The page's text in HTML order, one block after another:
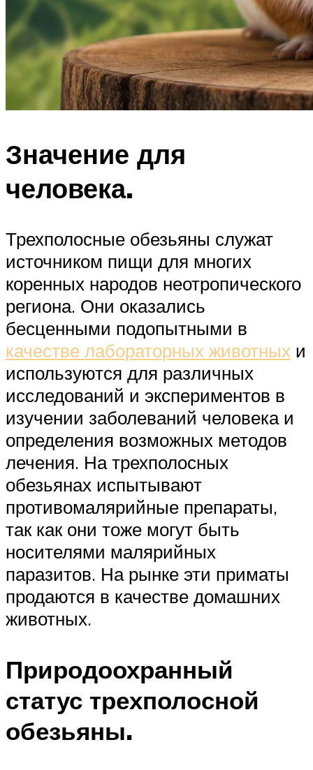
Значение для
человека.
Трехполосные обезьяны служат
источником пищи для многих
коренных народов неотропического
региона. Они оказались
бесценными подопытными в
качестве лабораторных животных и
используются для различных
исследований и экспериментов в
изучении заболеваний человека и
определения возможных методов
лечения. На трехполосных
обезьянах испытывают
противомалярийные препараты,
так как они тоже могут быть
носителями малярийных
паразитов. На рынке эти приматы
продаются в качестве домашних
животных.
Природоохранный
статус трехполосной
обезьяны.